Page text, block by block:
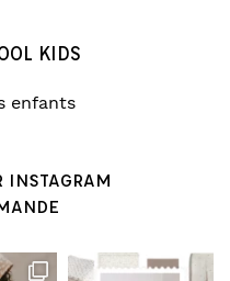
KIDS
enfants
INSTAGRAM